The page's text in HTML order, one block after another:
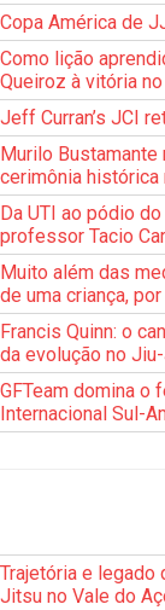
Copa América de
Como lição
Queiroz à vitória
Jeff Curran’s JCI
Murilo
cerimônia histórica
Da UTI ao pódio
professor Tacio
Muito além das
de uma criança,
Francis Quinn: o
da evolução no
GFTeam domina o
Internacional Sul-
Trajetória e legado
Jitsu no Vale do